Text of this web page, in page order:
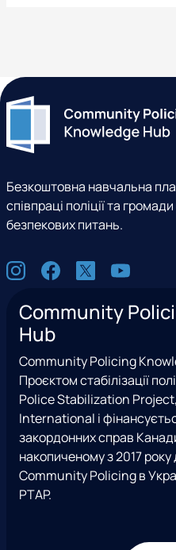
Безкоштовна навчальна
співпраці поліції та
безпекових питань.
С
оI
s
a
g
a
m
F
c
e
b
o
o
k
X
e
T
w
i
t
t
e
r
Y
u
u
b
e
Community
Hub
Community Policing
Проєктом стабілізації
Police Stabilization
International і
закордонних справ
накопиченому з 2017
Community Policing в
PTAP.